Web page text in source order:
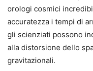
orologi cosmici
accuratezza i tempi di
gli scienziati possono
alla distorsione dello
gravitazionali.